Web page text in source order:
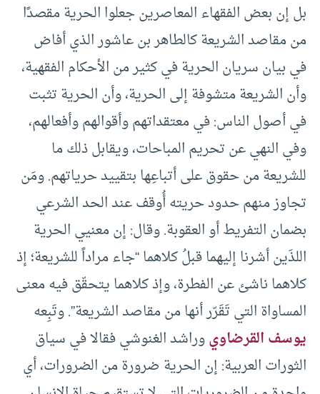
بل إن بعض الفقهاء المعاصرين جعلوا الحرية مقصدًا
من مقاصد الشريعة كالطاهر بن عاشور الذي أفاض
في بيان سريان الحرية في كثير من الأحكام الفقهية،
وأن الشريعة متشوفة إلى الحرية، وأن الحرية تثبت
في أصول الناس: في معتقداتهم وأقوالهم وأفعالهم،
وفي النهي عن تحريم المباحات، ويقابل ذلك ما
للشريعة من حقوق على أتباعِها بتقييد حرياتهم. ومَن
تجاوز منهم حدود حريته أُوقف عند الحد الشرعي
بضمان التفريط أو العقوبة. وقال: إن معنيي الحرية
اللذَين أشرنا إليهما قبلُ كلاهما “جاء مراداً للشريعة؛ إذ
كلاهما ناشئ عن الفطرة، وإذ كلاهما يتحقّق فيه معنى
المساواة التي تَقَرّر أنها من مقاصد الشريعة”. وتَبِعه
يوسف القرضاويوراشد الغنوشي فقالا في سياق
الثورات العربية: إن الحرية ضرورة من الضرورات، أي